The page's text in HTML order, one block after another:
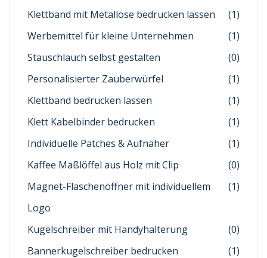
Klettband mit Metallöse bedrucken lassen
(1)
Werbemittel für kleine Unternehmen
(1)
Stauschlauch selbst gestalten
(0)
Personalisierter Zauberwürfel
(1)
Klettband bedrucken lassen
(1)
Klett Kabelbinder bedrucken
(1)
Individuelle Patches & Aufnäher
(1)
Kaffee Maßlöffel aus Holz mit Clip
(0)
Magnet-Flaschenöffner mit individuellem
Logo
(1)
Kugelschreiber mit Handyhalterung
(0)
Bannerkugelschreiber bedrucken
(1)